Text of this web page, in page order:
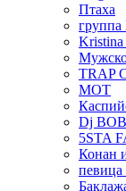
Птаха
Kristina
TRAP
МОТ
Dj
5STA
Конан